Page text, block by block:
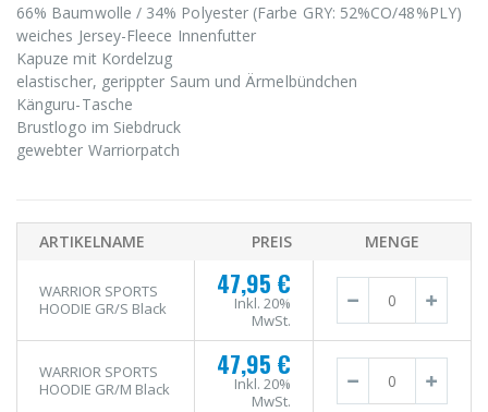
66% Baumwolle / 34% Polyester (Farbe GRY: 52%CO/48%PLY)
weiches Jersey-Fleece Innenfutter
Kapuze mit Kordelzug
elastischer, gerippter Saum und Ärmelbündchen
Känguru-Tasche
Brustlogo im Siebdruck
gewebter Warriorpatch
ARTIKELNAME PREIS MENGE
WARRIOR SPORTS
HOODIE GR/S Black
47,95 €
Inkl. 20%
MwSt.
WARRIOR SPORTS
HOODIE GR/M Black
47,95 €
Inkl. 20%
MwSt.